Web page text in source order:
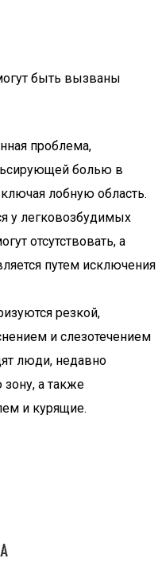
быть вызваны
проблема,
болью в
лобную область.
у легковозбудимых
отсутствовать, а
путем исключения
резкой,
и слезотечением
люди, недавно
а также
и курящие.